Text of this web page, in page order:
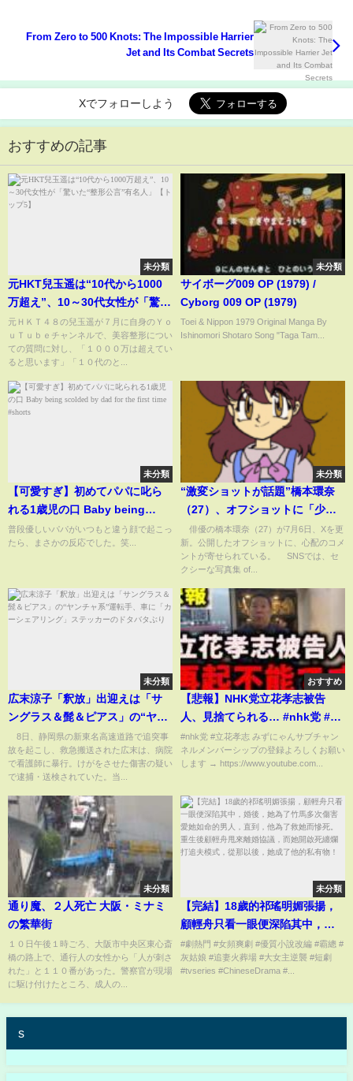
From Zero to 500 Knots: The Impossible Harrier
Jet and Its Combat Secrets
Xでフォローしよう
おすすめの記事
未分類
元HKT兒玉遥は“10代から1000
万超え”、10～30代女性が「驚い
た“整形公言”有名人」【トップ
5】
元ＨＫＴ４８の兒玉遥が７月に自身のＹｏ
ｕＴｕｂｅチャンネルで、美容整形につい
ての質問に対し、「１０００万は超えてい
ると思います」「１０代のと...
未分類
サイボーグ009 OP (1979) /
Cyborg 009 OP (1979)
Toei & Nippon 1979 Original Manga By
Ishinomori Shotaro Song "Taga Tam...
未分類
【可愛すぎ】初めてパパに叱ら
れる1歳児の口 Baby being
scolded by dad for the first
time #shorts
普段優しいパパがいつもと違う顔で起こっ
たら、まさかの反応でした。笑...
未分類
“激変ショットが話題”橋本環奈
（27）、オフショットに「少し
痩せた？」「お姉さんぽくなり
ましたね」などさまざまな声
(ABEMA TIMES)
俳優の橋本環奈（27）が7月6日、Xを更
新。公開したオフショットに、心配のコメ
ントが寄せられている。 SNSでは、セ
クシーな写真集 of...
未分類
広末涼子「釈放」出迎えは「サ
ングラス＆髭＆ピアス」の“ヤン
チャ系”運転手、車に「カーシェ
アリング」ステッカーのドタバ
タぶり
8日、静岡県の新東名高速道路で追突事
故を起こし、救急搬送された広末は、病院
で看護師に暴行。けがをさせた傷害の疑い
で逮捕・送検されていた。当...
おすすめ
【悲報】NHK党立花孝志被告
人、見捨てられる… #nhk党 #立
花孝志
#nhk党 #立花孝志 みずにゃんサブチャン
ネルメンバーシップの登録よろしくお願い
します → https://www.youtube.com...
未分類
通り魔、２人死亡 大阪・ミナミ
の繁華街
１０日午後１時ごろ、大阪市中央区東心斎
橋の路上で、通行人の女性から「人が刺さ
れた」と１１０番があった。警察官が現場
に駆け付けたところ、成人の...
未分類
【完結】18歲的祁瑤明媚張揚，
顧輕舟只看一眼便深陷其中，婚
後，她為了竹馬多次傷害愛她如
命的男人，直到，他為了救她而
式，從那以後，她成了他的私有
#劇熱門 #女頻爽劇 #優質小說改編 #霸總 #
灰姑娘 #追妻火葬場 #大女主逆襲 #短劇
#tvseries #ChineseDrama #...
s